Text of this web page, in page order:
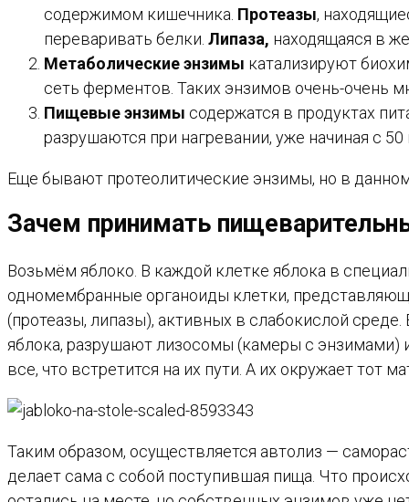
содержимом кишечника. Протеазы,
переваривать белки. Липаза, находящаяся в
Метаболические энзимы катализируют
сеть ферментов. Таких энзимов очень-очень
Пищевые энзимы содержатся в продуктах
разрушаются при нагревании, уже начиная с 50
Еще бывают протеолитические энзимы, но в
Зачем принимать
Возьмём яблоко. В каждой клетке яблока в
одномембранные органоиды клетки,
(протеазы, липазы), активных в слабокислой
яблока, разрушают лизосомы (камеры с
все, что встретится на их пути. А их окружает тот
Таким образом, осуществляется автолиз —
делает сама с собой поступившая пища. Что